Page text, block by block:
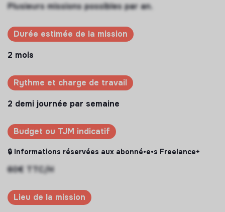
Plusieurs missions possibles par an.
Durée estimée de la mission
2 mois
Rythme et charge de travail
2 demi journée par semaine
Budget ou TJM indicatif
🔒 Informations réservées aux abonné•e•s Freelance+
60€ TTC/H
Lieu de la mission